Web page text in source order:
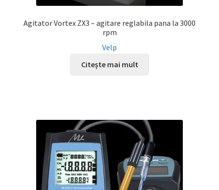
Agitator Vortex ZX3 – agitare reglabila pana la 3000
rpm
Velp
Citește mai mult